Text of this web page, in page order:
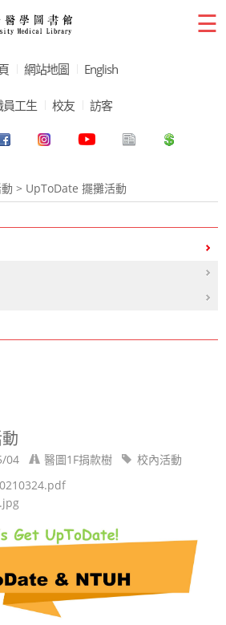
☰
網站地圖 English
員工生 校友 訪客
> UpToDate 擺攤活動
04 醫圖1F捐款樹
校內活動